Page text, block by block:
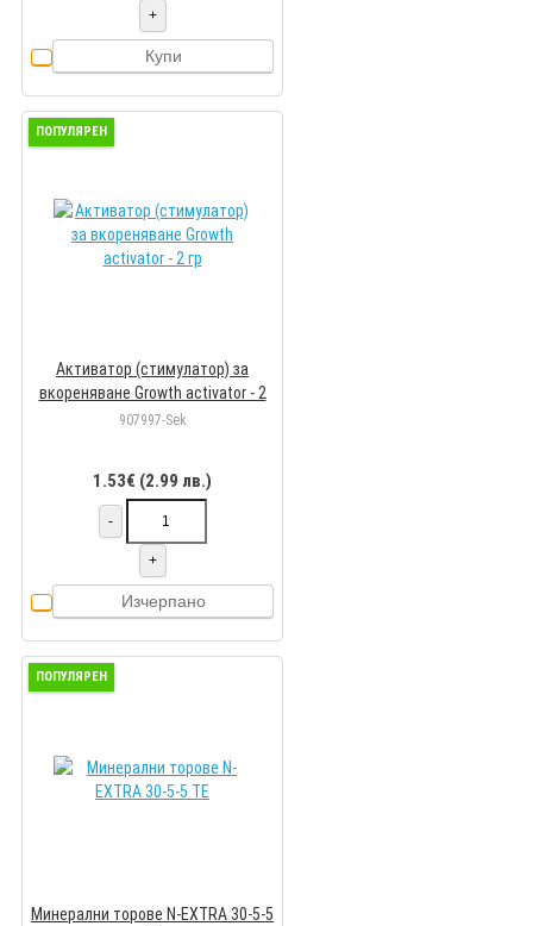
+
Купи
ПОПУЛЯРЕН
Активатор (стимулатор) за
вкореняване Growth activator - 2
гр
907997-Sek
1.53€ (2.99 лв.)
-
+
Изчерпано
ПОПУЛЯРЕН
Минерални торове N-EXTRA 30-5-5